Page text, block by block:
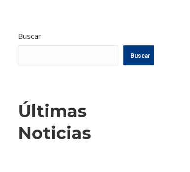
Buscar
Buscar
Últimas
Noticias